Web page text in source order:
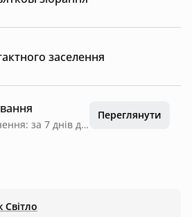
заселення
Часткове повернення: за 7 днів до дати заїзду
Переглянути
Світло